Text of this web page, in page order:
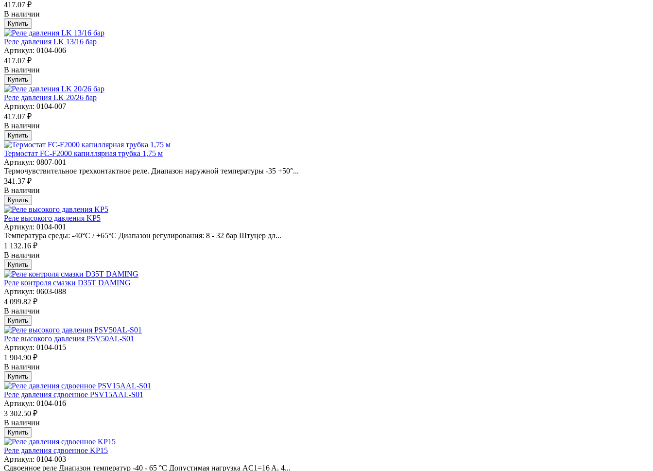
417.07 ₽
В наличии
Купить
Реле давления LK 13/16 бар
Артикул: 0104-006
417.07 ₽
В наличии
Купить
Реле давления LK 20/26 бар
Артикул: 0104-007
417.07 ₽
В наличии
Купить
Термостат FC-F2000 капиллярная трубка 1,75 м
Артикул: 0807-001
Термочувствительное трехконтактное реле. Диапазон наружной температуры -35 +50°...
341.37 ₽
В наличии
Купить
Реле высокого давления KP5
Артикул: 0104-001
Температура среды: -40°C / +65°C Диапазон регулирования: 8 - 32 бар Штуцер дл...
1 132.16 ₽
В наличии
Купить
Реле контроля смазки D35T DAMING
Артикул: 0603-088
4 099.82 ₽
В наличии
Купить
Реле высокого давления PSV50AL-S01
Артикул: 0104-015
1 904.90 ₽
В наличии
Купить
Реле давления сдвоенное PSV15AAL-S01
Артикул: 0104-016
3 302.50 ₽
В наличии
Купить
Реле давления сдвоенное KP15
Артикул: 0104-003
Сдвоенное реле Диапазон температур -40 - 65 °C Допустимая нагрузка AC1=16 A, 4...